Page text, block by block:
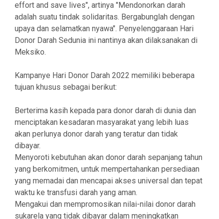
effort and save lives", artinya "Mendonorkan darah
adalah suatu tindak solidaritas. Bergabunglah dengan
upaya dan selamatkan nyawa". Penyelenggaraan Hari
Donor Darah Sedunia ini nantinya akan dilaksanakan di
Meksiko.
Kampanye Hari Donor Darah 2022 memiliki beberapa
tujuan khusus sebagai berikut:
Berterima kasih kepada para donor darah di dunia dan
menciptakan kesadaran masyarakat yang lebih luas
akan perlunya donor darah yang teratur dan tidak
dibayar.
Menyoroti kebutuhan akan donor darah sepanjang tahun
yang berkomitmen, untuk mempertahankan persediaan
yang memadai dan mencapai akses universal dan tepat
waktu ke transfusi darah yang aman.
Mengakui dan mempromosikan nilai-nilai donor darah
sukarela yang tidak dibayar dalam meningkatkan